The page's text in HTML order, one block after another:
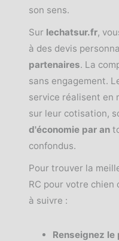
son sens.
Sur lechatsur.fr,
à des devis
partenaires. La
sans engagement.
service réalisent en
sur leur cotisation,
d'économie par an
confondus.
Pour trouver la
RC pour votre chien
à suivre :
Renseignez